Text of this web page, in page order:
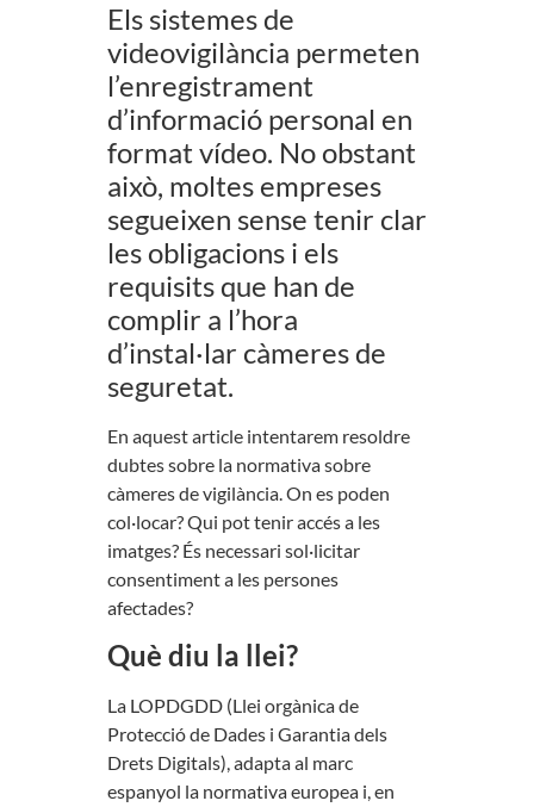
Els sistemes de
videovigilància permeten
l’enregistrament
d’informació personal en
format vídeo. No obstant
això, moltes empreses
segueixen sense tenir clar
les obligacions i els
requisits que han de
complir a l’hora
d’instal·lar càmeres de
seguretat.
En aquest article intentarem resoldre
dubtes sobre la normativa sobre
càmeres de vigilància. On es poden
col·locar? Qui pot tenir accés a les
imatges? És necessari sol·licitar
consentiment a les persones
afectades?
Què diu la llei?
La LOPDGDD (Llei orgànica de
Protecció de Dades i Garantia dels
Drets Digitals), adapta al marc
espanyol la normativa europea i, en